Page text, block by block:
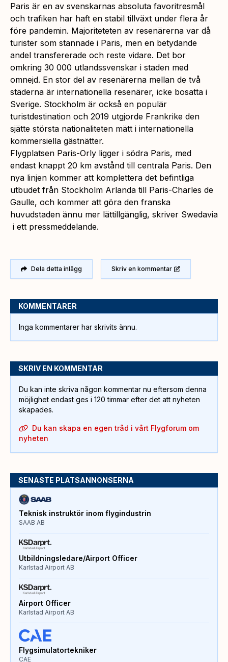
Paris är en av svenskarnas absoluta favoritresmål
och trafiken har haft en stabil tillväxt under flera år
före pandemin. Majoriteteten av resenärerna var då
turister som stannade i Paris, men en betydande
andel transfererade och reste vidare. Det bor
omkring 30 000 utlandssvenskar i staden med
omnejd. En stor del av resenärerna mellan de två
städerna är internationella resenärer, icke bosatta i
Sverige. Stockholm är också en populär
turistdestination och 2019 utgjorde Frankrike den
sjätte största nationaliteten mätt i internationella
kommersiella gästnätter.
Flygplatsen Paris-Orly ligger i södra Paris, med
endast knappt 20 km avstånd till centrala Paris. Den
nya linjen kommer att komplettera det befintliga
utbudet från Stockholm Arlanda till Paris-Charles de
Gaulle, och kommer att göra den franska
huvudstaden ännu mer lättillgänglig, skriver Swedavia
i ett pressmeddelande.
Dela detta inlägg Skriv en kommentar
KOMMENTARER
Inga kommentarer har skrivits ännu.
SKRIV EN KOMMENTAR
Du kan inte skriva någon kommentar nu eftersom denna
möjlighet endast ges i 120 timmar efter det att nyheten
skapades.
Du kan skapa en egen tråd i vårt Flygforum om
nyheten
SENASTE PLATSANNONSERNA
Teknisk instruktör inom flygindustrin
SAAB AB
Utbildningsledare/Airport Officer
Karlstad Airport AB
Airport Officer
Karlstad Airport AB
Flygsimulatortekniker
CAE